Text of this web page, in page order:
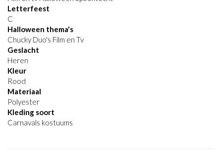
Letterfeest
C
Halloween thema's
Chucky Duo's Film en Tv
Geslacht
Heren
Kleur
Rood
Materiaal
Polyester
Kleding soort
Carnavals kostuums